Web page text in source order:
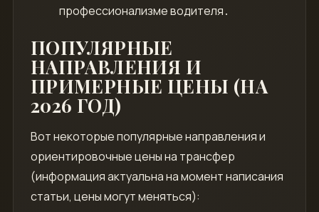
профессионализме водителя․
ПОПУЛЯРНЫЕ
НАПРАВЛЕНИЯ И
ПРИМЕРНЫЕ ЦЕНЫ (НА
2026 ГОД)
Вот некоторые популярные направления и
ориентировочные цены на трансфер
(информация актуальна на момент написания
статьи, цены могут меняться):